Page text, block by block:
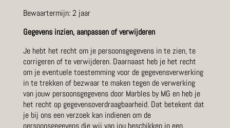
Bewaartermijn: 2 jaar
Gegevens inzien, aanpassen of verwijderen
Je hebt het recht om je persoonsgegevens in te zien, te
corrigeren of te verwijderen. Daarnaast heb je het recht
om je eventuele toestemming voor de gegevensverwerking
in te trekken of bezwaar te maken tegen de verwerking
van jouw persoonsgegevens door Marbles by MG en heb je
het recht op gegevensoverdraagbaarheid. Dat betekent dat
je bij ons een verzoek kan indienen om de
persoonsgegevens die wij van jou beschikken in een